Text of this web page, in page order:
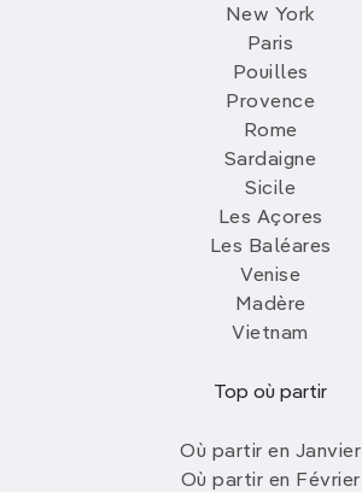
New York
Paris
Pouilles
Provence
Rome
Sardaigne
Sicile
Les Açores
Les Baléares
Venise
Madère
Vietnam
Top où partir
Où partir en Janvier
Où partir en Février